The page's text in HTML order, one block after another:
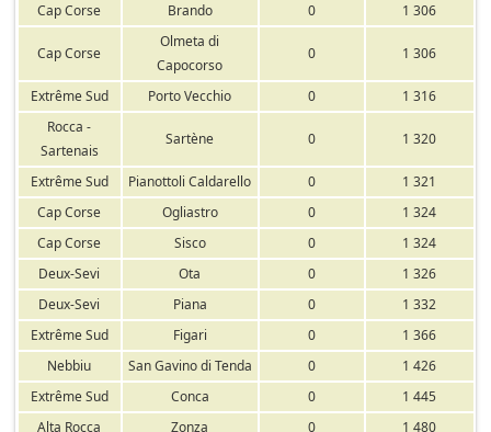
Cap Corse
Brando 0 1 306
Cap Corse
Olmeta di
Capocorso
0 1 306
Extrême Sud Porto Vecchio 0
1 316
Rocca -
Sartenais
Sartène 0 1 320
Extrême Sud Pianottoli Caldarello 0
1 321
Cap Corse
Ogliastro 0
1 324
Cap Corse
Sisco 0
1 324
Deux-Sevi
Ota 0
1 326
Deux-Sevi
Piana 0
1 332
Extrême Sud
Figari 0
1 366
Nebbiu
San Gavino di Tenda 0
1 426
Extrême Sud
Conca 0
1 445
Alta Rocca
Zonza 0 1 480